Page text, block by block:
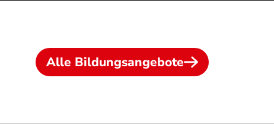
Alle Bildungsangebote